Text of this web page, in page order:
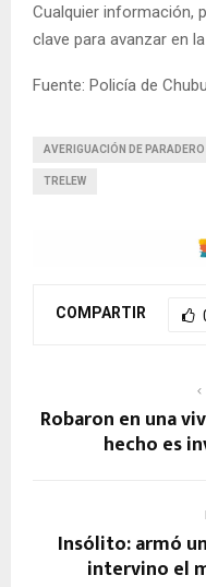
Cualquier información,
clave para avanzar en
Fuente: Policía de
AVERIGUACIÓN DE PARADERO
TRELEW
COMPARTIR
Robaron en una
hecho es
Insólito: armó
intervino el